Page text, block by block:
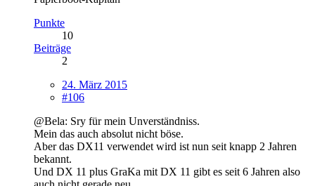
Punkte
10
Beiträge
2
24. März 2015
#106
@Bela: Sry für mein Unverständniss.
Mein das auch absolut nicht böse.
Aber das DX11 verwendet wird ist nun seit knapp 2 Jahren
bekannt.
Und DX 11 plus GraKa mit DX 11 gibt es seit 6 Jahren also